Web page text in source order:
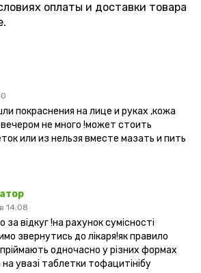
оплаты и доставки товара
покраснения на лице и руках ,кожа
не много !может стоить
или из нельзя вместе мазать и пить
14:08
відкуг !на рахунок сумісності
звернутись до лікаря!як правило
одночасно у різних формах
увазі таблетки тофацитінібу